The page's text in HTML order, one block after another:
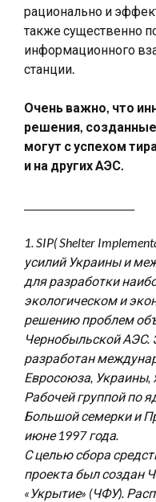
рационально и
также существенно
информационного
станции.
Очень важно, что
решения,
могут с успехом
и на других АЭС.
1. SIP( Shelter
усилий Украины и
для разработки
экологическом и
решению проблем
Чернобыльской АЭС.
разработан
Евросоюза,
Рабочей группой по
Большой семерки и
июне 1997 года.
С целью сбора
проекта был создан
«Укрытие» (ЧФУ).